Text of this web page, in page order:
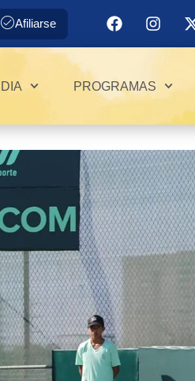
Afiliarse
PROGRAMAS